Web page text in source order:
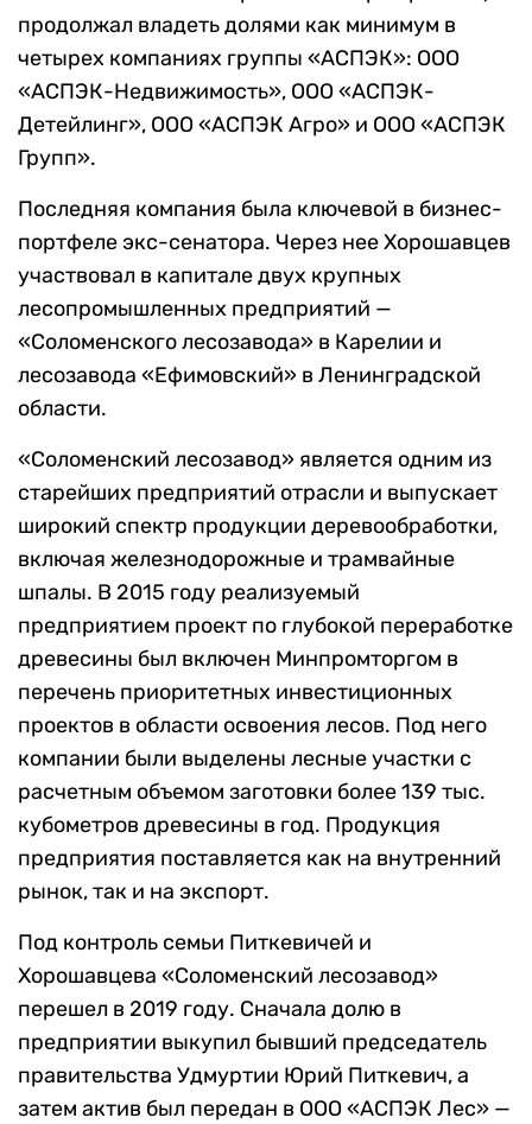
продолжал владеть долями как минимум в
четырех компаниях группы «АСПЭК»: ООО
«АСПЭК-Недвижимость», ООО «АСПЭК-
Детейлинг», ООО «АСПЭК Агро» и ООО «АСПЭК
Групп».
Последняя компания была ключевой в бизнес-
портфеле экс-сенатора. Через нее Хорошавцев
участвовал в капитале двух крупных
лесопромышленных предприятий —
«Соломенского лесозавода» в Карелии и
лесозавода «Ефимовский» в Ленинградской
области.
«Соломенский лесозавод» является одним из
старейших предприятий отрасли и выпускает
широкий спектр продукции деревообработки,
включая железнодорожные и трамвайные
шпалы. В 2015 году реализуемый
предприятием проект по глубокой переработке
древесины был включен Минпромторгом в
перечень приоритетных инвестиционных
проектов в области освоения лесов. Под него
компании были выделены лесные участки с
расчетным объемом заготовки более 139 тыс.
кубометров древесины в год. Продукция
предприятия поставляется как на внутренний
рынок, так и на экспорт.
Под контроль семьи Питкевичей и
Хорошавцева «Соломенский лесозавод»
перешел в 2019 году. Сначала долю в
предприятии выкупил бывший председатель
правительства Удмуртии Юрий Питкевич, а
затем актив был передан в ООО «АСПЭК Лес» —